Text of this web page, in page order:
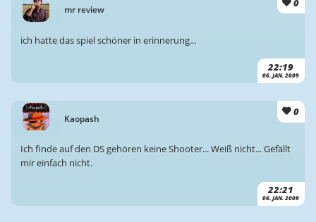
mr review
0
22:19
06. JAN. 2009
ich hatte das spiel schöner in erinnerung...
Kaopash
0
22:21
06. JAN. 2009
Ich finde auf den DS gehören keine Shooter... Weiß nicht... Gefällt
mir einfach nicht.